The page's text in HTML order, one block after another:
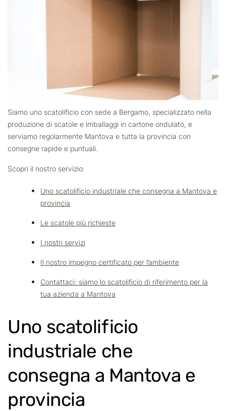
Siamo uno scatolificio con sede a Bergamo, specializzato nella
produzione di scatole e imballaggi in cartone ondulato, e
serviamo regolarmente Mantova e tutta la provincia con
consegne rapide e puntuali.
Scopri il nostro servizio:
Uno scatolificio industriale che consegna a Mantova e
provincia
Le scatole più richieste
I nostri servizi
Il nostro impegno certificato per l’ambiente
Contattaci: siamo lo scatolificio di riferimento per la
tua azienda a Mantova
Uno scatolificio
industriale che
consegna a Mantova e
provincia